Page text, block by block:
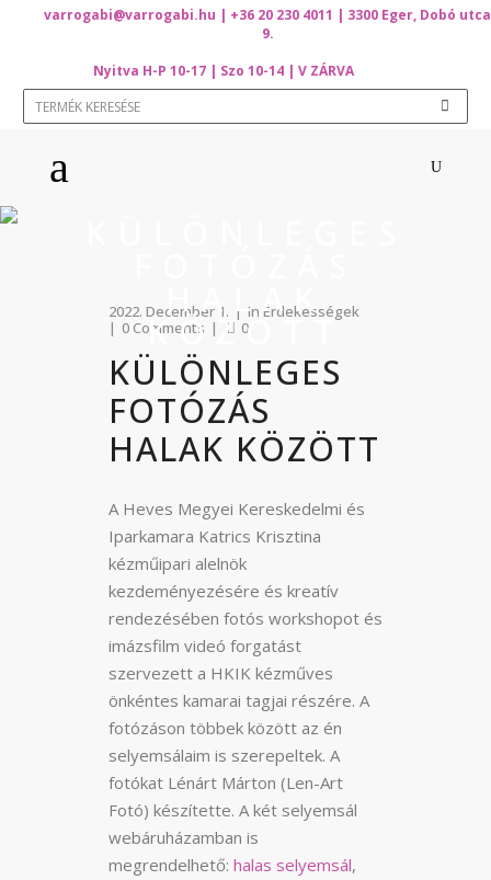
varrogabi@varrogabi.hu | +36 20 230 4011 | 3300 Eger, Dobó utca
9.
Nyitva H-P 10-17 | Szo 10-14 | V ZÁRVA
HALAK
KÖZÖTT
2022. December 1. In Érdekességek
0 Comments
0
KÜLÖNLEGES
FOTÓZÁS
HALAK KÖZÖTT
A Heves Megyei Kereskedelmi és
Iparkamara Katrics Krisztina
kézműipari alelnök
kezdeményezésére és kreatív
rendezésében fotós workshopot és
imázsfilm videó forgatást
szervezett a HKIK kézműves
önkéntes kamarai tagjai részére. A
fotózáson többek között az én
selyemsálaim is szerepeltek. A
fotókat Lénárt Márton (Len-Art
Fotó) készítette. A két selyemsál
webáruházamban is
megrendelhető: halas selyemsál,